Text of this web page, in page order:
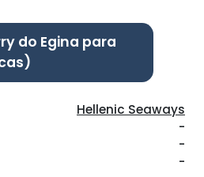
do Egina para
Hellenic Seaways
-
-
-